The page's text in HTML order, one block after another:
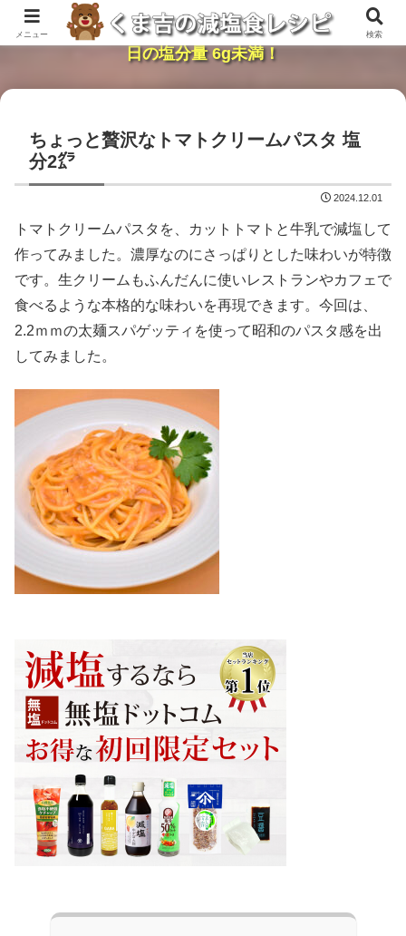
レンジで簡単・時短「くま吉の減塩食レシピ」１
日の塩分量 6g未満！
ちょっと贅沢なトマトクリームパスタ 塩
分2㌘
2024.12.01
トマトクリームパスタを、カットトマトと牛乳で減塩して
作ってみました。濃厚なのにさっぱりとした味わいが特徴
です。生クリームもふんだんに使いレストランやカフェで
食べるような本格的な味わいを再現できます。今回は、
2.2ｍｍの太麺スパゲッティを使って昭和のパスタ感を出
してみました。
メニュー 検索